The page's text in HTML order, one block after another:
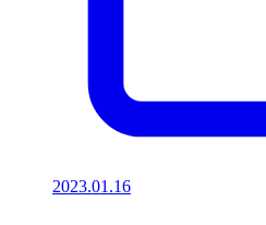
2023.01.16